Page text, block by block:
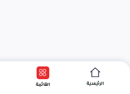
الرئيسية القائمة